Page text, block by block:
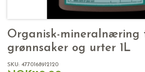
Organisk-mineralnæring
grønnsaker og urter 1L
SKU: 4770168912120